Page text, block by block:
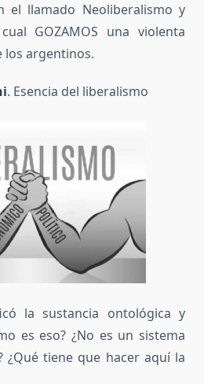
el llamado Neoliberalismo y
GOZAMOS una violenta
los argentinos.
. Esencia del liberalismo
la sustancia ontológica y
es eso? ¿No es un sistema
¿Qué tiene que hacer aquí la